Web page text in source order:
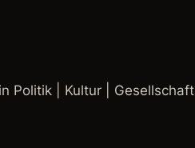
Politik | Kultur | Gesellschaft